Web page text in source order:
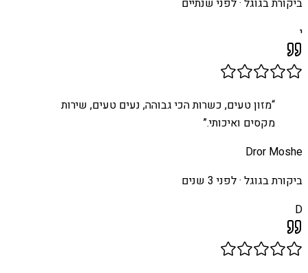
ביקורת בגוגל ·לפני שנתיים
י
“מזון טעים, כשרות הכי גבוהה, נעים טעים, שירות
מקסים ואיכותי.”
Dror Moshe
ביקורת בגוגל ·לפני 3 שנים
D